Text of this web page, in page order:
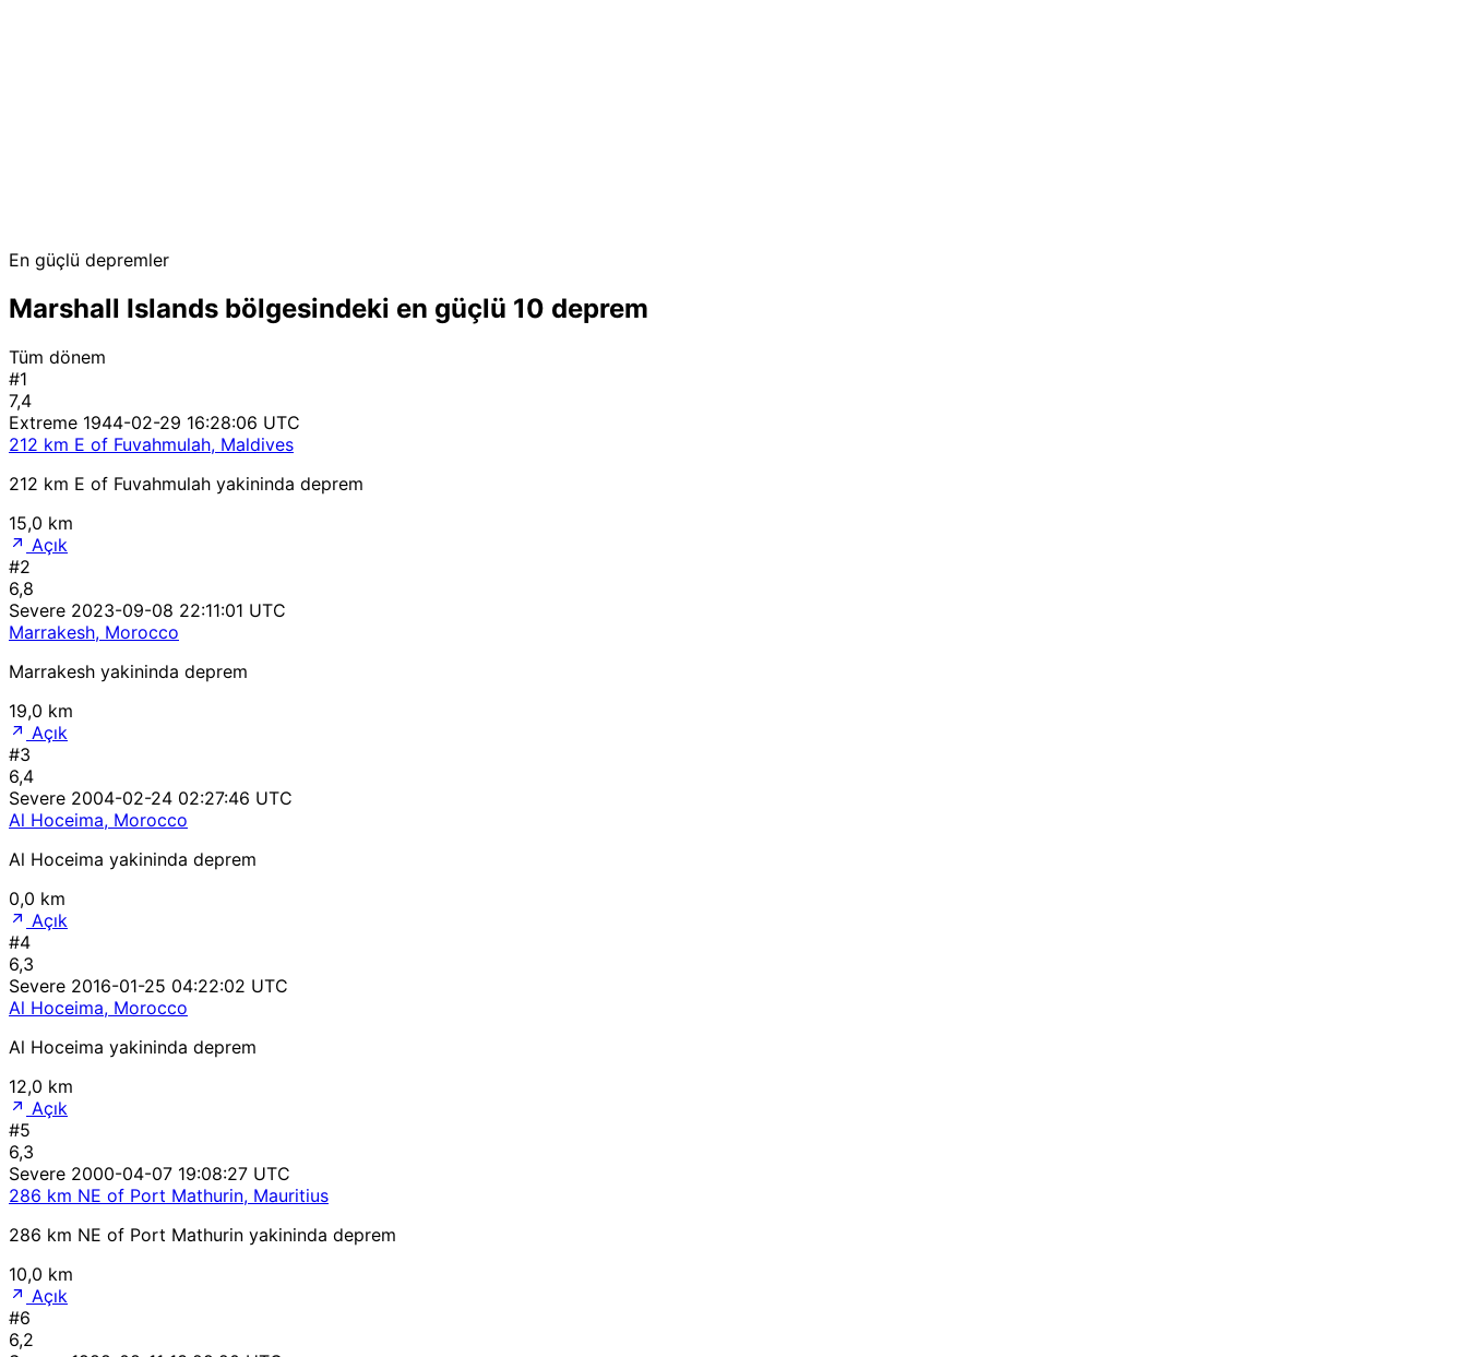
En güçlü depremler
Marshall Islands bölgesindeki en güçlü 10 deprem
Tüm dönem
#1
7,4
Extreme 1944-02-29 16:28:06 UTC
212 km E of Fuvahmulah, Maldives
212 km E of Fuvahmulah yakininda deprem
15,0 km
Açık
#2
6,8
Severe 2023-09-08 22:11:01 UTC
Marrakesh, Morocco
Marrakesh yakininda deprem
19,0 km
Açık
#3
6,4
Severe 2004-02-24 02:27:46 UTC
Al Hoceima, Morocco
Al Hoceima yakininda deprem
0,0 km
Açık
#4
6,3
Severe 2016-01-25 04:22:02 UTC
Al Hoceima, Morocco
Al Hoceima yakininda deprem
12,0 km
Açık
#5
6,3
Severe 2000-04-07 19:08:27 UTC
286 km NE of Port Mathurin, Mauritius
286 km NE of Port Mathurin yakininda deprem
10,0 km
Açık
#6
6,2